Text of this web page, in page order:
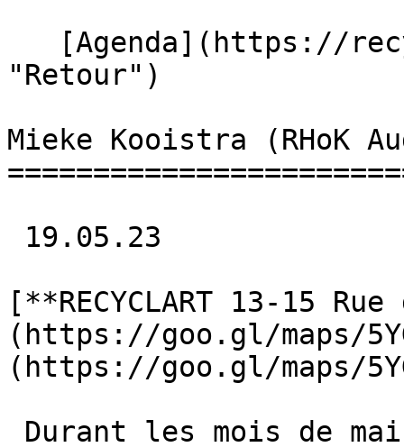
"Retour")
Mieke Kooistra (RHoK
[**RECYCLART 13-15
(https://goo.gl/maps/
(https://goo.gl/maps/